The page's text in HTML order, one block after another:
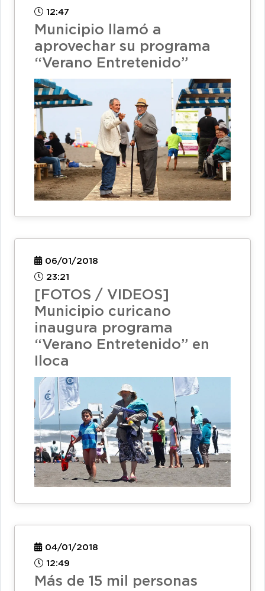
12:47
Municipio llamó a
aprovechar su programa
“Verano Entretenido”
06/01/2018
23:21
[FOTOS / VIDEOS]
Municipio curicano
inaugura programa
“Verano Entretenido” en
Iloca
04/01/2018
12:49
Más de 15 mil personas